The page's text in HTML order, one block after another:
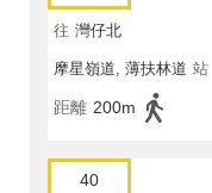
往 灣仔北
摩星嶺道, 薄扶林道 站
距離 200m
40